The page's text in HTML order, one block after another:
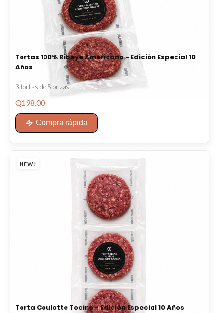
Tortas 100% Ribeye Americano - Edición Especial 10
Años
3 tortas de 5 onzas
Q198.00
Compra rápida
NEW!
Torta Coulotte Tocino - Edición Especial 10 Años